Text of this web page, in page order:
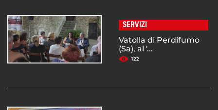
SERVIZI
Vatolla di Perdifumo
(Sa), al '...
122